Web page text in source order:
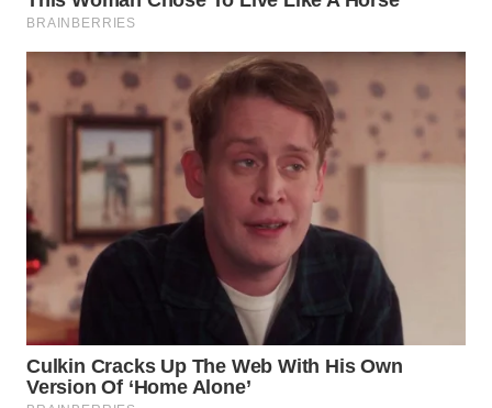
MADURA
WN
SURABAYA
NATUNA
WN
BINTAN
WN
MANDALIKA